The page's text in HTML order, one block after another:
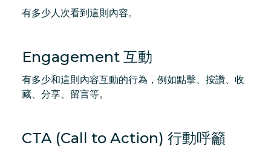
有多少人次看到這則內容。
Engagement 互動
有多少和這則內容互動的行為，例如點擊、按讚、收
藏、分享、留言等。
CTA (Call to Action) 行動呼籲